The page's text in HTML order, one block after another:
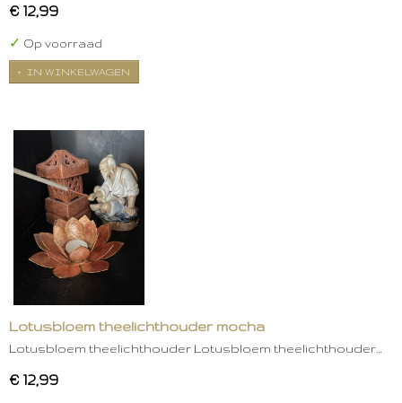
€ 12,99
✓ Op voorraad
IN WINKELWAGEN
Lotusbloem theelichthouder mocha
Lotusbloem theelichthouder Lotusbloem theelichthouder…
€ 12,99